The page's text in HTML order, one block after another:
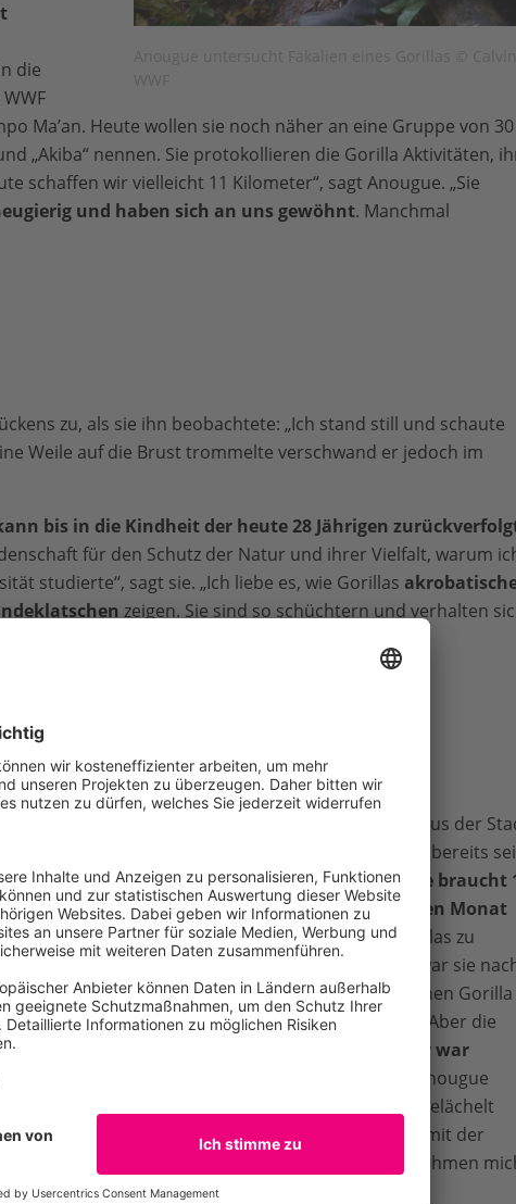
die
Ma’an. Heute wollen sie noch näher an eine Gruppe von 30
„Akiba“ nennen. Sie protokollieren die Gorilla Aktivitäten,
schaffen wir vielleicht 11 Kilometer“, sagt Anougue. „Sie
und haben sich an uns gewöhnt. Manchmal
zu, als sie ihn beobachtete: „Ich stand still und schaute
Weile auf die Brust trommelte verschwand er jedoch im
bis in die Kindheit der heute 28 Jährigen
für den Schutz der Natur und ihrer Vielfalt, warum
studierte“, sagt sie. „Ich liebe es, wie Gorillas
zeigen. Sie sind so schüchtern und verhalten
So ist es kein Wunder, dass sie den Luxus der
aufgegeben hat und lieber ihr Zelt nun bereits
15 Monaten tief im Wald aufschlägt.
Sie braucht
Tage und wandert 300 Kilometer jeden Monat
bei Regen und bei Sonneum die Gorillas zu
verfolgen. Am Anfang der Verfolgung war sie
einem kompletten Wandertag ohne einen Gorilla
gesehen zu haben manchmal betrübt. Aber die
Ihr Eifer war
, auch nicht wenn Anougue
anfangs von den Männern im Projekt belächelt
wurde: „Am Anfang war es nicht leicht mit der
lokalen Bevölkerung zu arbeiten. Sie nahmen
sie.